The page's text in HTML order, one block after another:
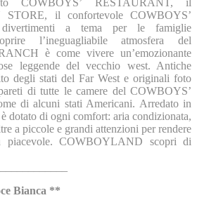
STORE, il confortevole COWBOYS’
a tema per le famiglie
l’ineguagliabile atmosfera del
è come vivere un’emozionante
leggende del vecchio west. Antiche
degli stati del Far West e originali foto
di tutte le camere del COWBOYS’
di alcuni stati Americani. Arredato in
dotato di ogni comfort: aria condizionata,
a piccole e grandi attenzioni per rendere
piacevole. COWBOYLAND scopri di
Bianca **